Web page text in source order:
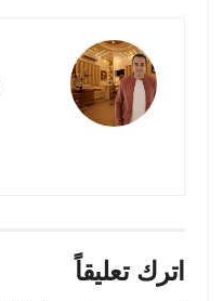
اترك تعليقاً